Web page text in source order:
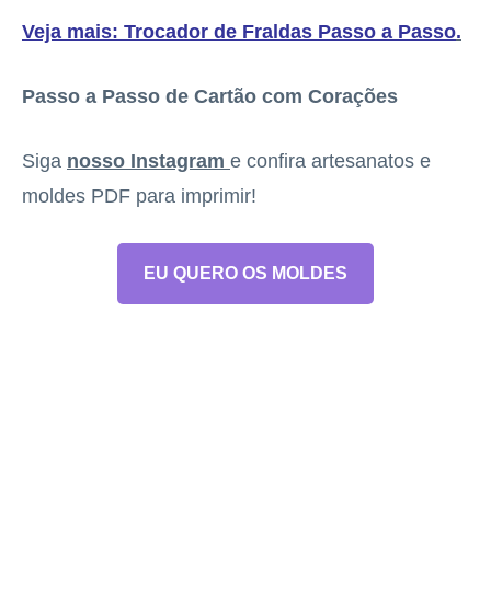
Veja mais: Trocador de Fraldas Passo a Passo.
Passo a Passo de Cartão com Corações
Siga nosso Instagram e confira artesanatos e
moldes PDF para imprimir!
EU QUERO OS MOLDES